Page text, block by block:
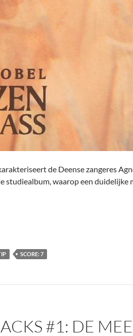
de Deense zangeres
studiealbum, waarop een duidelijke
(2016)
SCORE: 7
#1: DE